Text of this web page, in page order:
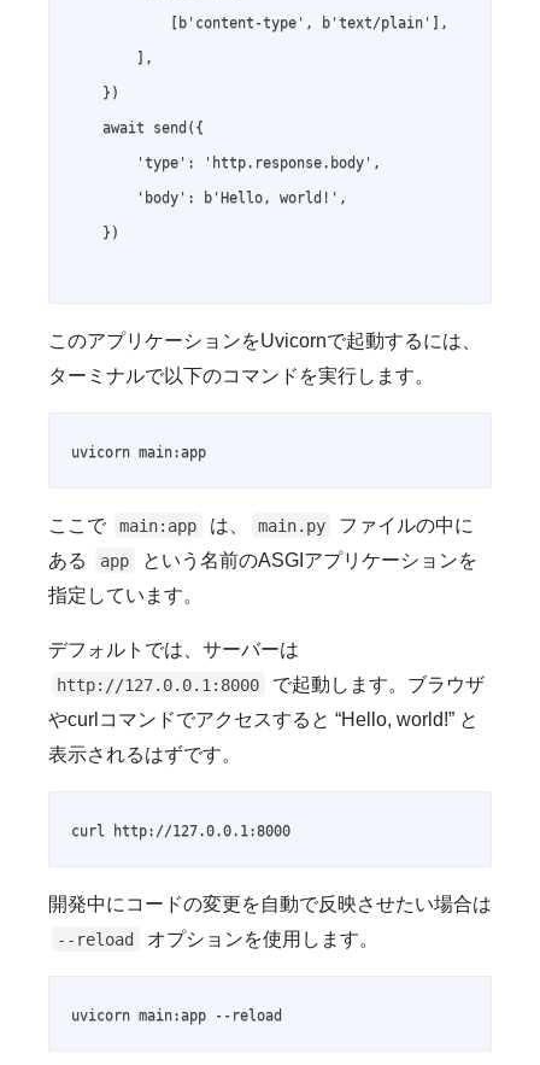
            [b'content-type', b'text/plain'],
        ],
    })
    await send({
        'type': 'http.response.body',
        'body': b'Hello, world!',
    })
このアプリケーションをUvicornで起動するには、
ターミナルで以下のコマンドを実行します。
uvicorn main:app
ここで main:app は、 main.py
ファイルの中に
ある
app
という名前のASGIアプリケーションを
指定しています。
デフォルトでは、サーバーは
http://127.0.0.1:8000
で起動します。ブラウザ
やcurlコマンドでアクセスすると “Hello, world!” と
表示されるはずです。
curl http://127.0.0.1:8000
開発中にコードの変更を自動で反映させたい場合は
--reload オプションを使用します。
uvicorn main:app --reload